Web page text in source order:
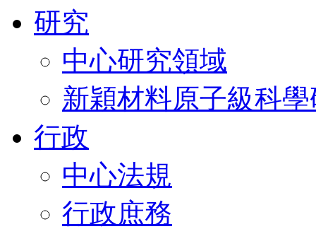
研究
中心研究領域
新穎材料原子級科
行政
中心法規
行政庶務